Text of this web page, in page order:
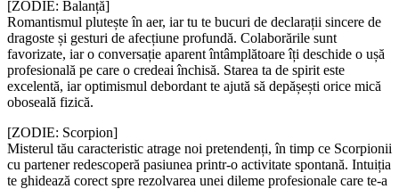
[ZODIE: Balanță]
Romantismul plutește în aer, iar tu te bucuri de declarații sincere de
dragoste și gesturi de afecțiune profundă. Colaborările sunt
favorizate, iar o conversație aparent întâmplătoare îți deschide o ușă
profesională pe care o credeai închisă. Starea ta de spirit este
excelentă, iar optimismul debordant te ajută să depășești orice mică
oboseală fizică.
[ZODIE: Scorpion]
Misterul tău caracteristic atrage noi pretendenți, în timp ce Scorpionii
cu partener redescoperă pasiunea printr-o activitate spontană. Intuiția
te ghidează corect spre rezolvarea unei dileme profesionale care te-a